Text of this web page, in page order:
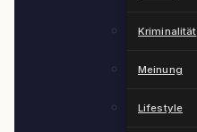
Kriminalität
Meinung
Lifestyle